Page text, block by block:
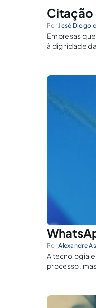
Citação
PorJosé Diogo
Empresas
à dignidade
PorAlexandre
A tecnologia
processo,